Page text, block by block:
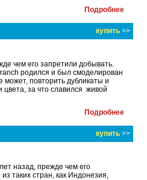
Подробнее
купить >>
чем его запретили добывать.
родился и был смоделирован
повторить дубликаты и
цвета, за что славился живой
Подробнее
купить >>
назад, прежде чем его
таких стран, как Индонезия,